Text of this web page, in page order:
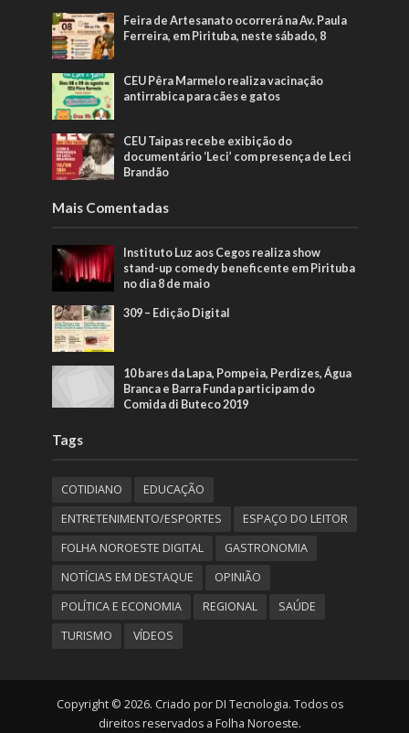
Feira de Artesanato ocorrerá na Av. Paula
Ferreira, em Pirituba, neste sábado, 8
CEU Pêra Marmelo realiza vacinação
antirrabica para cães e gatos
CEU Taipas recebe exibição do
documentário ‘Leci’ com presença de Leci
Brandão
Mais Comentadas
Instituto Luz aos Cegos realiza show
stand-up comedy beneficente em Pirituba
no dia 8 de maio
309 – Edição Digital
10 bares da Lapa, Pompeia, Perdizes, Água
Branca e Barra Funda participam do
Comida di Buteco 2019
Tags
COTIDIANO
EDUCAÇÃO
ENTRETENIMENTO/ESPORTES
ESPAÇO DO LEITOR
FOLHA NOROESTE DIGITAL
GASTRONOMIA
NOTÍCIAS EM DESTAQUE
OPINIÃO
POLÍTICA E ECONOMIA
REGIONAL
SAÚDE
TURISMO
VÍDEOS
Copyright © 2026. Criado por DI Tecnologia. Todos os
direitos reservados a Folha Noroeste.